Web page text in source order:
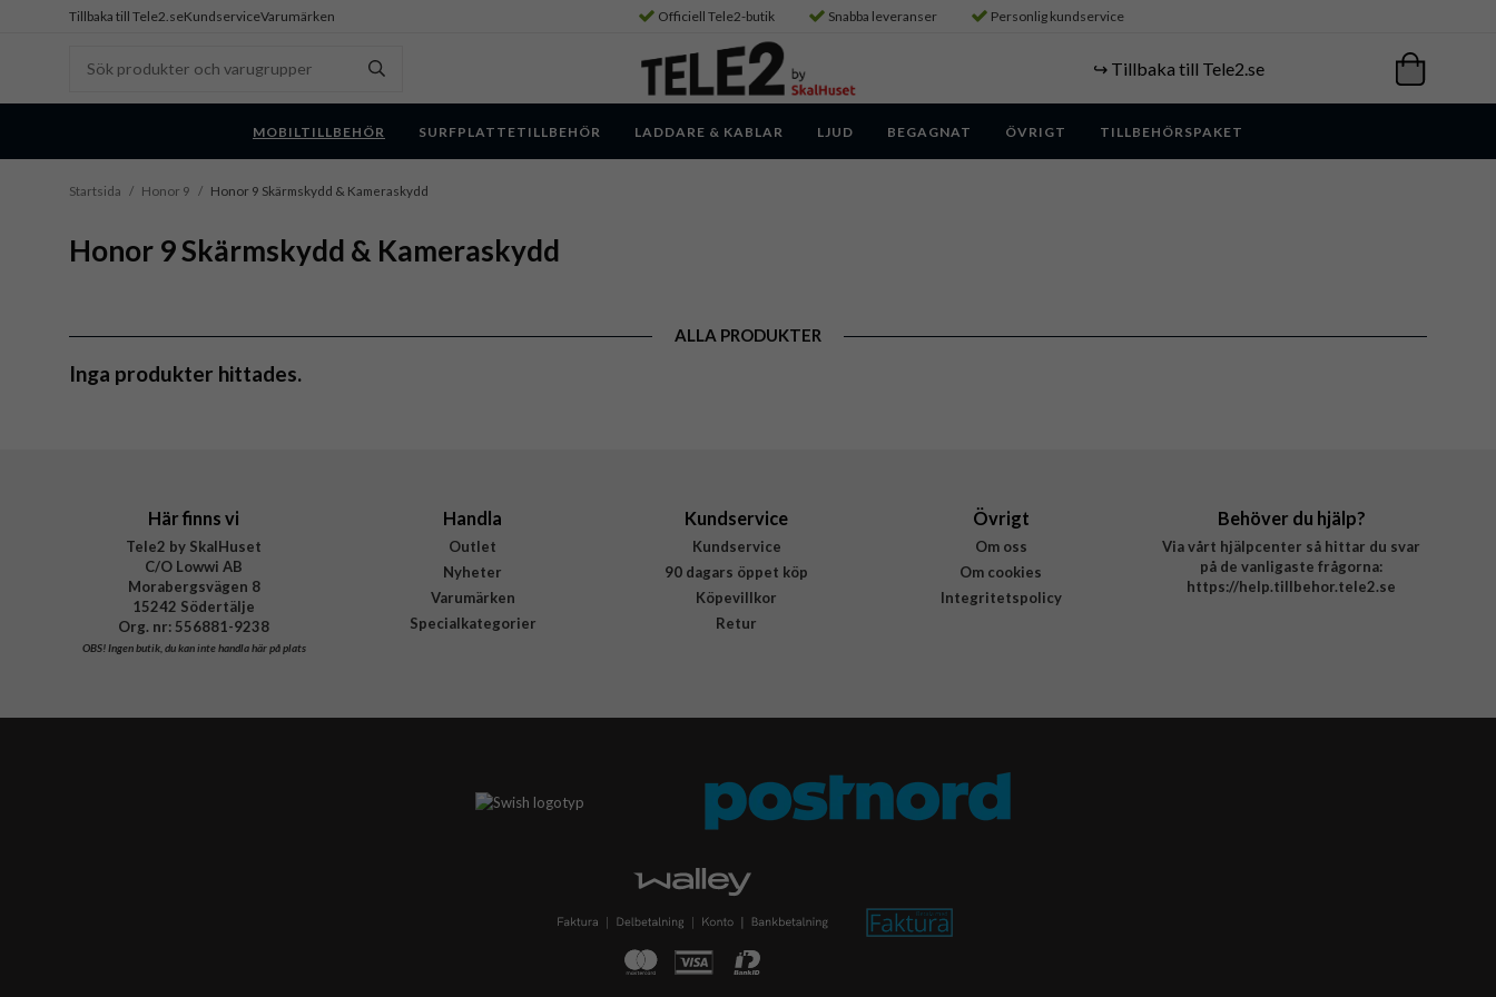
Tillbaka till Tele2.seKundserviceVarumärken Officiell Tele2-butik Snabba leveranser Personlig kundservice
↪️ Tillbaka till Tele2.se
MOBILTILLBEHÖR SURFPLATTETILLBEHÖR LADDARE & KABLAR LJUD BEGAGNAT ÖVRIGT TILLBEHÖRSPAKET
Startsida / Honor 9 / Honor 9 Skärmskydd & Kameraskydd
Honor 9 Skärmskydd & Kameraskydd
ALLA PRODUKTER
Inga produkter hittades.
Här finns vi
Tele2 by SkalHuset
C/O Lowwi AB
Morabergsvägen 8
15242 Södertälje
Org. nr: 556881-9238
OBS!Ingen butik, du kan inte handla här på plats
Handla
Outlet
Nyheter
Varumärken
Specialkategorier
Kundservice
Kundservice
90 dagars öppet köp
Köpevillkor
Retur
Övrigt
Om oss
Om cookies
Integritetspolicy
Behöver du hjälp?
Via vårt hjälpcenter så hittar du svar
på de vanligaste frågorna:
https://help.tillbehor.tele2.se